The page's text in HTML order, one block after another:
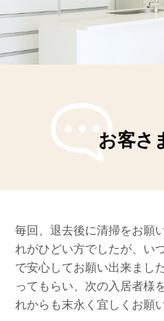
お客さ
毎回、退去後に清掃をお願
れがひどい方でしたが、い
で安心してお願い出来まし
ってもらい、次の入居者様
れからも末永く宜しくお願